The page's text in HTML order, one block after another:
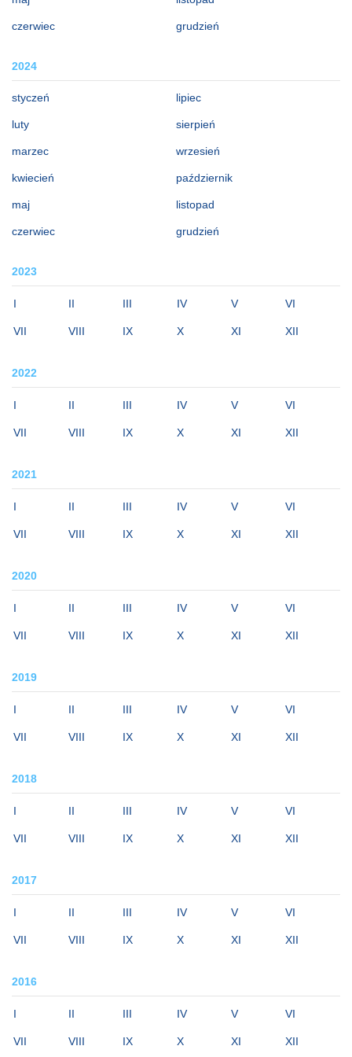
czerwiec grudzień
2024
styczeń
luty
marzec
kwiecień
maj
czerwiec
lipiec
sierpień
wrzesień
październik
listopad
grudzień
2023
I II III IV V VI
VII VIII IX X XI XII
2022
I II III IV V VI
VII VIII IX X XI XII
2021
I II III IV V VI
VII VIII IX X XI XII
2020
I II III IV V VI
VII VIII IX X XI XII
2019
I II III IV V VI
VII VIII IX X XI XII
2018
I II III IV V VI
VII VIII IX X XI XII
2017
I II III IV V VI
VII VIII IX X XI XII
2016
I II III IV V VI
VII VIII IX X XI XII